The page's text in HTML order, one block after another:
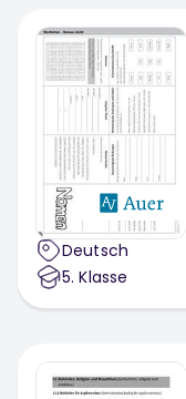
Deutsch
5. Klasse